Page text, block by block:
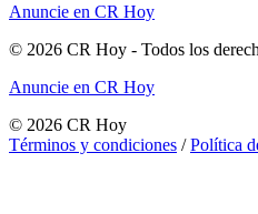
Anuncie en CR Hoy
© 2026 CR Hoy - Todos los
Anuncie en CR Hoy
© 2026 CR Hoy
Términos y condiciones /Política